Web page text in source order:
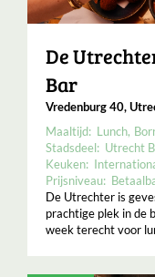
De
Bar
Vredenburg 40,
Maaltijd: Lunch
Stadsdeel: Utrecht
Keuken:
Prijsniveau:
De Utrechter is
prachtige plek in de
week terecht voor